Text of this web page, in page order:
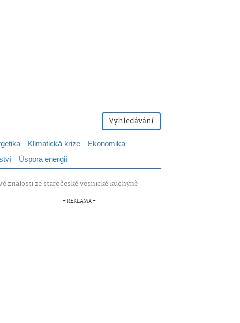
Vyhledávání
Klimatická krize
Ekonomika
Úspora energií
znalosti ze staročeské vesnické kuchyně